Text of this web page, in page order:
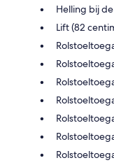
Helling bij
Lift (82